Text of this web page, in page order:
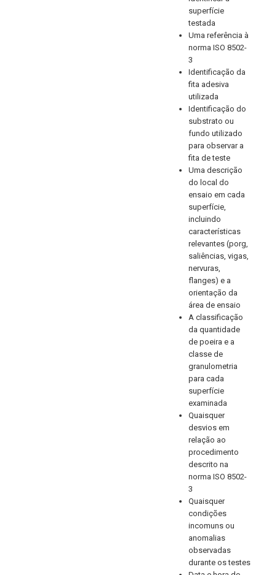
superfície
testada
Uma referência à
norma ISO 8502-
3
Identificação da
fita adesiva
utilizada
Identificação do
substrato ou
fundo utilizado
para observar a
fita de teste
Uma descrição
do local do
ensaio em cada
superfície,
incluindo
características
relevantes (porg,
saliências, vigas,
nervuras,
flanges) e a
orientação da
área de ensaio
A classificação
da quantidade
de poeira e a
classe de
granulometria
para cada
superfície
examinada
Quaisquer
desvios em
relação ao
procedimento
descrito na
norma ISO 8502-
3
Quaisquer
condições
incomuns ou
anomalias
observadas
durante os testes